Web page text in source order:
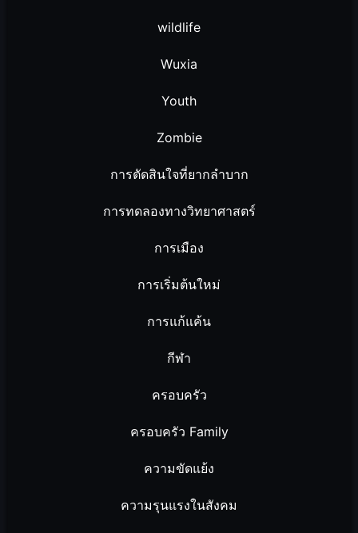
wildlife
Wuxia
Youth
Zombie
การตัดสินใจที่ยากลำบาก
การทดลองทางวิทยาศาสตร์
การเมือง
การเริ่มต้นใหม่
การแก้แค้น
กีฬา
ครอบครัว
ครอบครัว Family
ความขัดแย้ง
ความรุนแรงในสังคม